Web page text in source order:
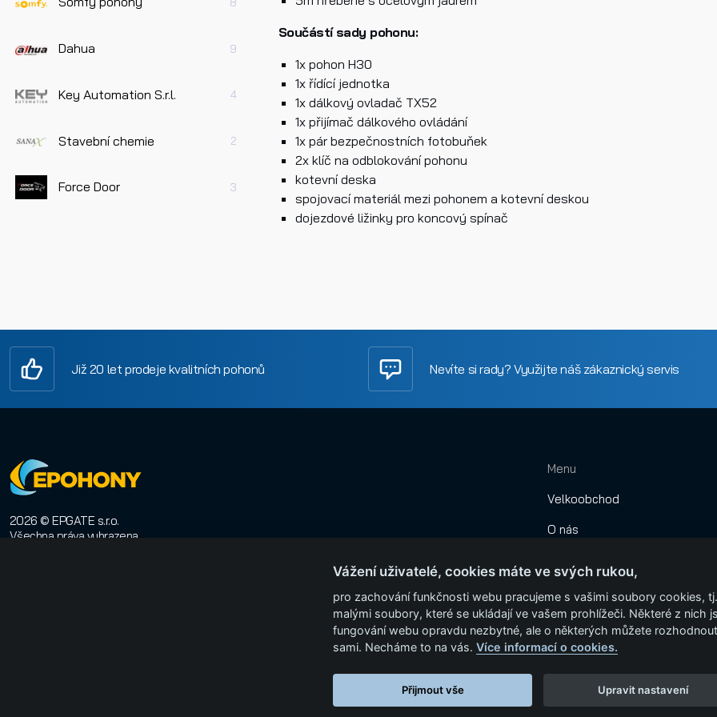
Dahua 9
Key Automation S.r.l. 4
Stavební chemie 2
Force Door 3
Součástí sady pohonu:
1x pohon H30
1x řídící jednotka
1x dálkový ovladač TX52
1x přijímač dálkového ovládání
1x pár bezpečnostních fotobuňek
2x klíč na odblokování pohonu
kotevní deska
spojovací materiál mezi pohonem a kotevní deskou
dojezdové ližinky pro koncový spínač
Přečetl/a jsem si a jsem srozuměn/a se
údajů.
Odeslat
Již 20 let prodeje kvalitních pohonů Nevíte si rady? Využijte náš zákaznický servis
2026 © EPGATE s.r.o.
Všechna práva vyhrazena
Menu
Velkoobchod
O nás
Montáže
Garážová vrata
Kontakt
Vážení uživatelé, cookies máte ve svých rukou,
pro zachování funkčnosti webu pracujeme s vašimi soubory cookies, tj.
malými soubory, které se ukládají ve vašem prohlížeči. Některé z nich
fungování webu opravdu nezbytné, ale o některých můžete rozhodnout
sami. Necháme to na vás. Více informací o cookies.
Přijmout vše Upravit nastavení